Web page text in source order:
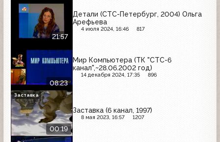
21:57
Детали (СТС-Петербург, 2004) Ольга
Арефьева
4 июля 2024, 16:46 817
08:23
Мир Компьютера (ТК "СТС-6
канал",~28.06.2002 год)
14 декабря 2024, 17:35 896
00:19
Заставка (6 канал, 1997)
8 мая 2023, 16:57 1207
Заставка